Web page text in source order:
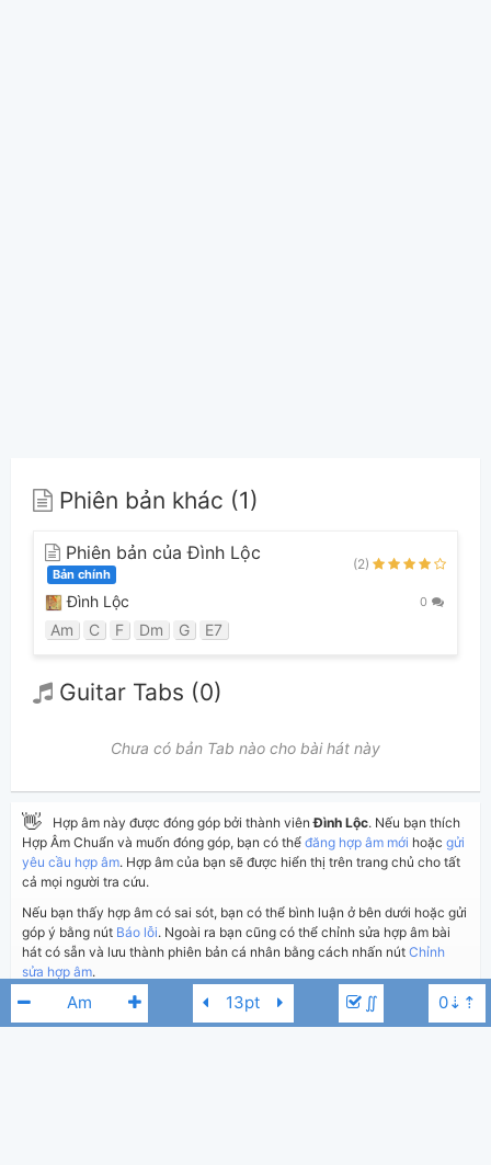
∬
Phiên bản khác (1)
Phiên bản của Đình Lộc
Bản chính
(2)
Đình Lộc 0
Am C F Dm G E7
Guitar Tabs (0)
Chưa có bản Tab nào cho bài hát này
👋 Hợp âm này được đóng góp bởi thành viênĐình Lộc. Nếu bạn thích
Hợp Âm Chuẩn và muốn đóng góp, bạn có thể đăng hợp âm mới hoặc gửi
yêu cầu hợp âm. Hợp âm của bạn sẽ được hiển thị trên trang chủ cho tất
cả mọi người tra cứu.
Nếu bạn thấy hợp âm có sai sót, bạn có thể bình luận ở bên dưới hoặc gửi
góp ý bằng nút Báo lỗi. Ngoài ra bạn cũng có thể chỉnh sửa hợp âm bài
hát có sẵn và lưu thành phiên bản cá nhân bằng cách nhấn nút Chỉnh
sửa hợp âm.